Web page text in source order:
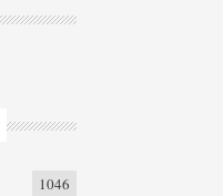
1046